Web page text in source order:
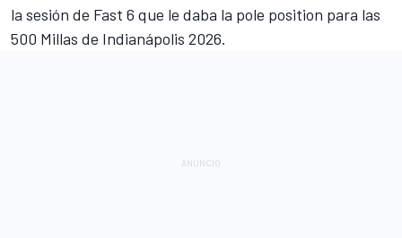
la sesión de Fast 6 que le daba la pole position para las
500 Millas de Indianápolis 2026.